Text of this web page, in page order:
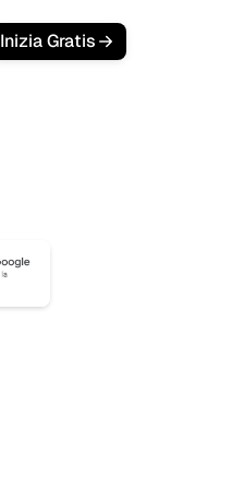
Inizia Gratis